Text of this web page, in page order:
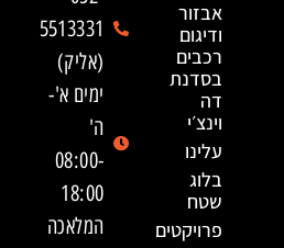
אבזור
ודיגום
רכבים
בסדנת
דה
וינצ׳י
עלינו
בלוג
שטח
פרויקטים
5513331
(אליק)
ימים א'-
ה'
08:00-
18:00
המלאכה